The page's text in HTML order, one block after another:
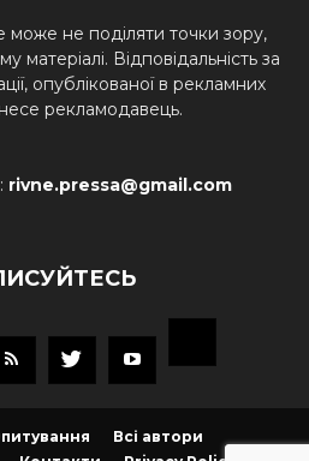
може не поділяти точки зору,
матеріалі. Відповідальність за
опублікованої в рекламних
рекламодавець.
rivne.pressa@gmail.com
Всі автори